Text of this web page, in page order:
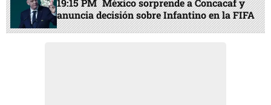
anuncia decisión sobre Infantino en la FIFA